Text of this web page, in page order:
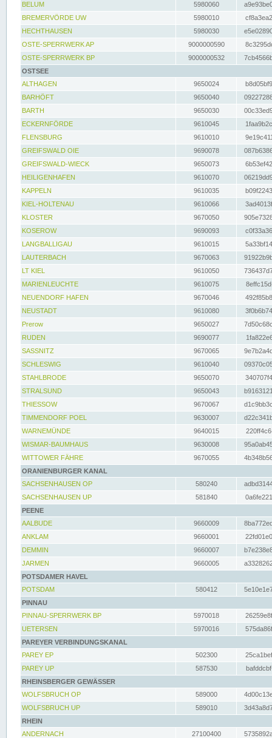
BELUM
5980060
BREMERVÖRDE UW
5980010
HECHTHAUSEN
5980030
OSTE-SPERRWERK AP
9000000590
OSTE-SPERRWERK BP
9000000532
OSTSEE
ALTHAGEN
9650024
BARHÖFT
9650040
BARTH
9650030
ECKERNFÖRDE
9610045
FLENSBURG
9610010
GREIFSWALD OIE
9690078
GREIFSWALD-WIECK
9650073
HEILIGENHAFEN
9610070
KAPPELN
9610035
KIEL-HOLTENAU
9610066
KLOSTER
9670050
KOSEROW
9690093
LANGBALLIGAU
9610015
LAUTERBACH
9670063
LT KIEL
9610050
MARIENLEUCHTE
9610075
NEUENDORF HAFEN
9670046
NEUSTADT
9610080
Prerow
9650027
RUDEN
9690077
SASSNITZ
9670065
SCHLESWIG
9610040
STAHLBRODE
9650070
STRALSUND
9650043
THIESSOW
9670067
TIMMENDORF POEL
9630007
WARNEMÜNDE
9640015
WISMAR-BAUMHAUS
9630008
WITTOWER FÄHRE
9670055
ORANIENBURGER KANAL
SACHSENHAUSEN OP
580240
SACHSENHAUSEN UP
581840
PEENE
AALBUDE
9660009
ANKLAM
9660001
DEMMIN
9660007
JARMEN
9660005
POTSDAMER HAVEL
POTSDAM
580412
PINNAU
PINNAU-SPERRWERK BP
5970018
UETERSEN
5970016
PAREYER VERBINDUNGSKANAL
PAREY EP
502300
PAREY UP
587530
RHEINSBERGER GEWÄSSER
WOLFSBRUCH OP
589000
WOLFSBRUCH UP
589010
RHEIN
ANDERNACH
27100400